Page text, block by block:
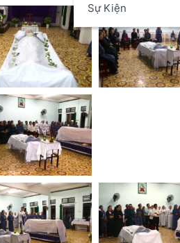
Sự Kiện